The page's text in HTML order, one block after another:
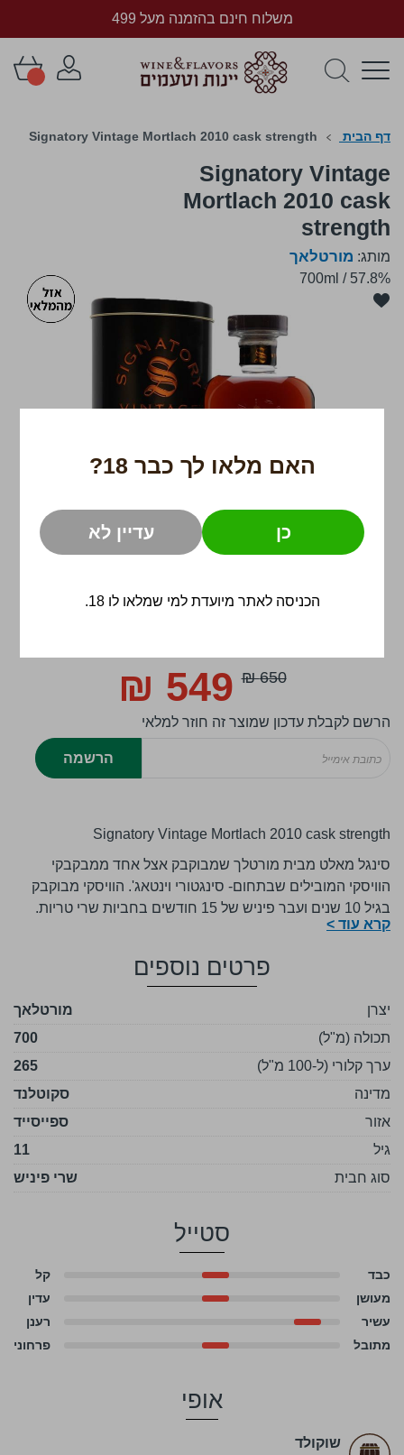
האם מלאו לך כבר 18?
כן עדיין לא
הכניסה לאתר מיועדת למי שמלאו לו 18.
משלוח חינם בהזמנה מעל 499
דף הבית Signatory Vintage Mortlach 2010 cask strength
Signatory Vintage
Mortlach 2010 cask
strength
מותג: מורטלאך
700ml / 57.8%
לדלג
לסוף
תמונות
650 ₪
Special
Price
549 ₪
הרשם לקבלת עדכון שמוצר זה חוזר למלאי
הרשמה
Signatory Vintage Mortlach 2010 cask strength
סינגל מאלט מבית מורטלך שמבוקבק אצל אחד ממבקבקי
הוויסקי המובילים שבתחום- סינגטורי וינטאג'. הוויסקי מבוקבק
בגיל 10 שנים ועבר פיניש של 15 חודשים בחביות שרי טריות.
קרא עוד >
פרטים נוספים
יצרן
מורטלאך
תכולה (מ"ל)
700
ערך קלורי (ל-100 מ"ל)
265
מדינה
סקוטלנד
אזור
ספייסייד
גיל
11
סוג חבית
שרי פיניש
סטייל
כבד
קל
מעושן
עדין
עשיר
רענן
מתובל
פרחוני
אופי
שוקולד